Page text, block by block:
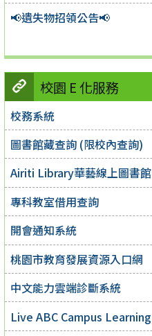
📢遺失物招領公告📢
校園 E 化服務
校務系統
圖書館藏查詢 (限校內查詢)
Airiti Library華藝線上圖書館
專科教室借用查詢
開會通知系統
桃園市教育發展資源入口網
中文能力雲端診斷系統
Live ABC Campus Learning